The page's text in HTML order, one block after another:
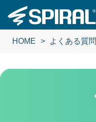
HOME よくある質問